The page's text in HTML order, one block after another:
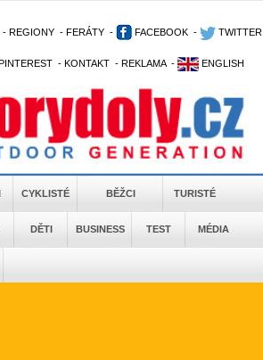
- REGIONY - FERÁTY - FACEBOOK - TWITTER
- KONTAKT - REKLAMA - ENGLISH
CYKLISTÉ BĚŽCI TURISTÉ
DĚTI BUSINESS TEST MÉDIA